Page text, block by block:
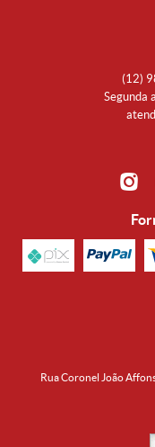
(12)
Segunda
Rua Coronel João